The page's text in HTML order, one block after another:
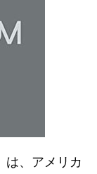
は、アメリカ